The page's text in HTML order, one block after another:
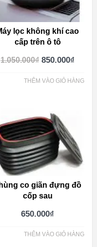
lọc không khí cao
cấp trên ô tô
1.050.000₫ 850.000₫
THÊM VÀO GIỎ HÀNG
co giãn đựng đồ
cốp sau
650.000₫
THÊM VÀO GIỎ HÀNG